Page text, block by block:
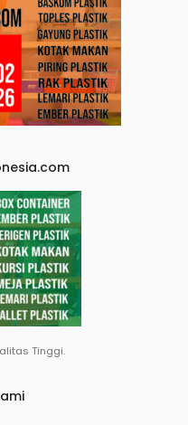
Tinggi.